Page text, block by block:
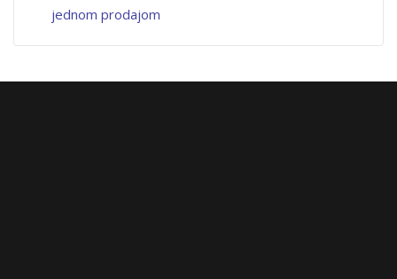
jednom prodajom